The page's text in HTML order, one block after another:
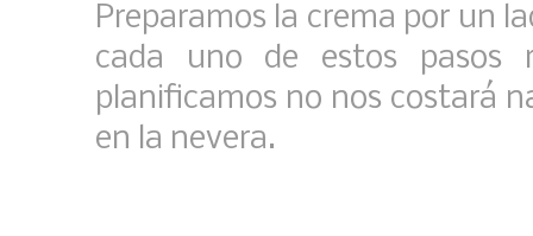
Preparamos la crema por un
cada uno de estos pasos
planificamos no nos costará
en la nevera.